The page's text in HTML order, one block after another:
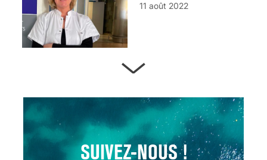
SUIVEZ-NOUS !
11 août 2022
13 août 2024